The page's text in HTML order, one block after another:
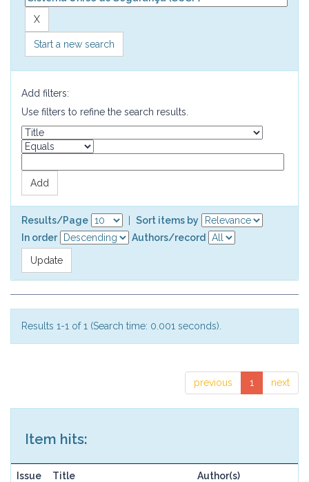
Start a new search
Add filters:
Use filters to refine the search results.
Results/Page
Sort items by
In order
Authors/record
Results 1-1 of 1 (Search time: 0.001 seconds).
previous 1 next
Item hits:
Issue
Title Author(s)